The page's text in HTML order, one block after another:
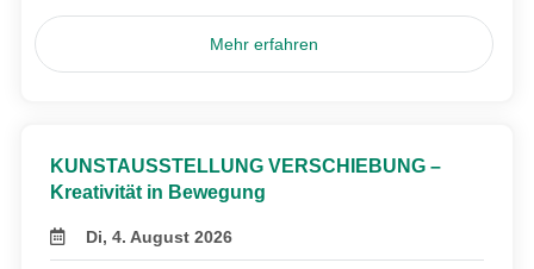
Mehr erfahren
KUNSTAUSSTELLUNG VERSCHIEBUNG –
Kreativität in Bewegung
Di, 4. August 2026